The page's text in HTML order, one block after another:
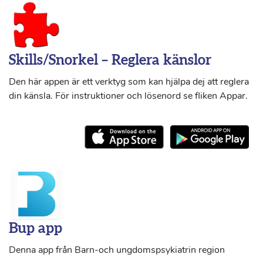
Skills/Snorkel – Reglera känslor
Den här appen är ett verktyg som kan hjälpa dej att reglera
din känsla. För instruktioner och lösenord se fliken Appar.
Bup app
Denna app från Barn-och ungdomspsykiatrin region